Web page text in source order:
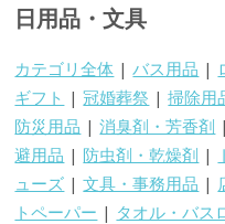
日用品・文具
カテゴリ全体 |バス用品 |
ギフト |冠婚葬祭 |掃除用
防災用品 |消臭剤・芳香剤
避用品 | 防虫剤・乾燥剤 |
ューズ |文具・事務用品 |
トペーパー | タオル・バス